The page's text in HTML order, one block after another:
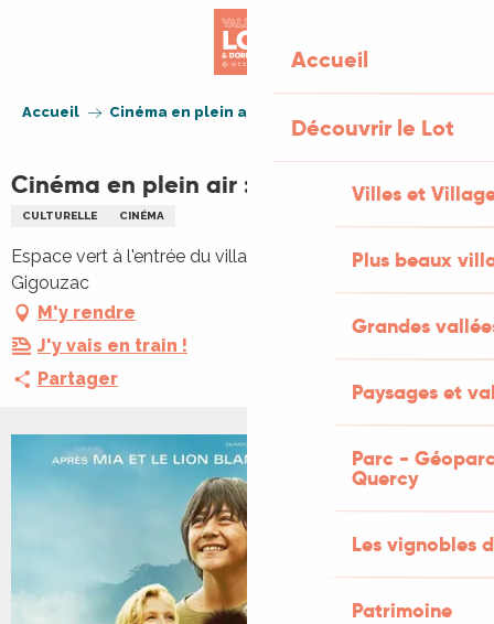
Accueil
Découvrir le Lot
Villes et
Plus beaux
Grandes
Paysages et
Parc -
Quercy
Les vignobles
Patrimoine
Accueil Cinéma en plein air : "Moon le Panda"
Cinéma en plein air : "Moon le Panda"
CULTURELLE CINÉMA
Espace vert à l'entrée du village, Lieu-dit Le Bourg, 46150
Gigouzac
M'y rendre
J'y vais en train !
Partager